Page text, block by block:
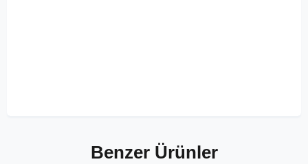
Benzer Ürünler